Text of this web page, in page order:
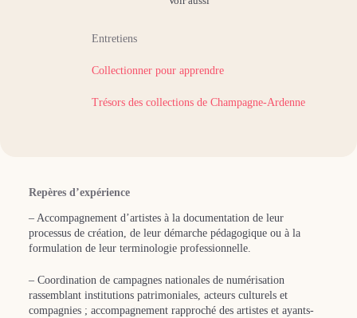
Entretiens
Collectionner pour apprendre
Trésors des collections de Champagne-Ardenne
Repères d’expérience
– Accompagnement d’artistes à la documentation de leur
processus de création, de leur démarche pédagogique ou à la
formulation de leur terminologie professionnelle.
– Coordination de campagnes nationales de numérisation
rassemblant institutions patrimoniales, acteurs culturels et
compagnies ; accompagnement rapproché des artistes et ayants-